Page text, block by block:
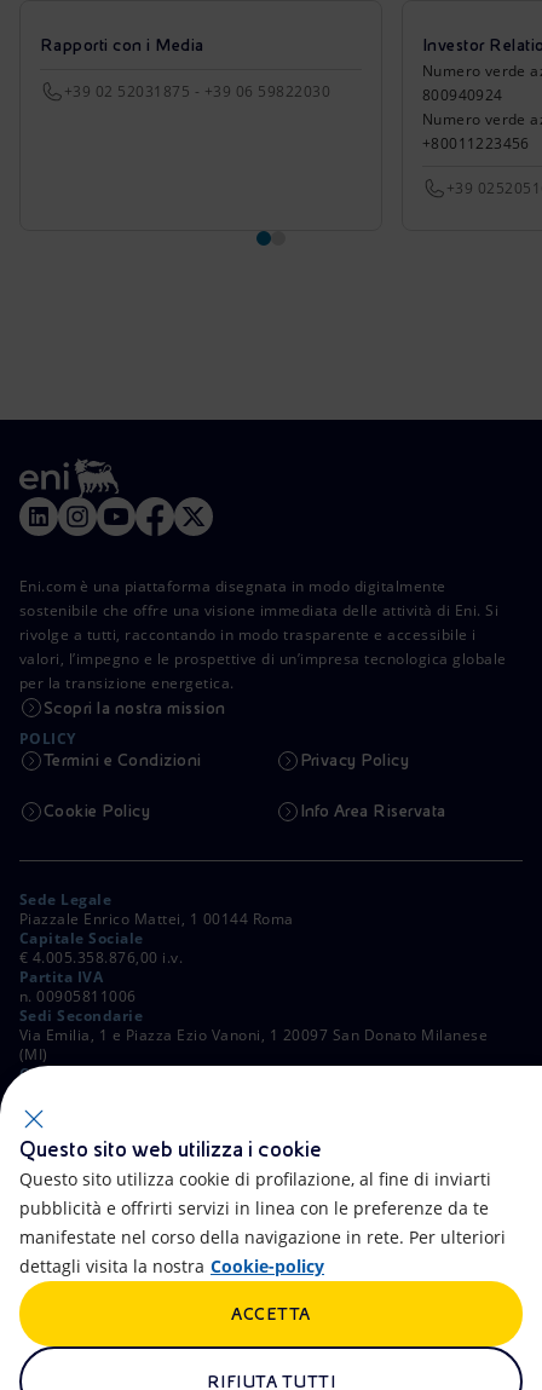
Rapporti con i Media
+39 02 52031875 - +39 06 59822030
Investor
Numero verde
800940924
Numero verde
+80011223456
+39
Eni.com è una piattaforma disegnata in modo digitalmente
sostenibile che offre una visione immediata delle attività di Eni. Si
rivolge a tutti, raccontando in modo trasparente e accessibile i
valori, l’impegno e le prospettive di un’impresa tecnologica globale
per la transizione energetica.
Scopri la nostra mission
POLICY
Termini e Condizioni Privacy Policy
Cookie Policy Info Area Riservata
Sede Legale
Piazzale Enrico Mattei, 1 00144 Roma
Capitale Sociale
€ 4.005.358.876,00 i.v.
Partita IVA
n. 00905811006
Sedi Secondarie
Via Emilia, 1 e Piazza Ezio Vanoni, 1 20097 San Donato Milanese
(MI)
C. Fiscale e Registro Imprese di Roma
ALTRI LINK
Accessibilità Calendario
Newsletter Intelligenza artificiale
Truffe e Phishing
Questo sito web utilizza i cookie
Questo sito utilizza cookie di profilazione, al fine di inviarti
pubblicità e offrirti servizi in linea con le preferenze da te
manifestate nel corso della navigazione in rete. Per ulteriori
dettagli visita la nostra Cookie-policy
RIFIUTA TUTTI
ACCETTA